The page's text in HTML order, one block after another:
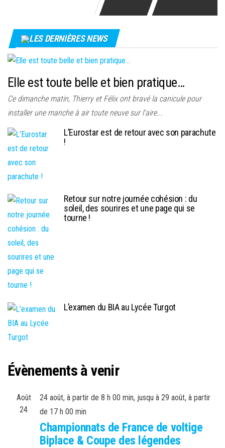
LES DERNIÈRES NEWS
Elle est toute belle et bien pratique…
Ce dimanche matin, Thierry et Félix ont bravé la canicule pour
installer une manche à air toute neuve sur l'aire...
L’Eurostar est de retour avec son parachute
!
Retour sur notre journée cohésion : du
soleil, des sourires et une page qui se
tourne !
L’examen du BIA au Lycée Turgot
Évènements à venir
Août
24
24 août, à partir de 8 h 00 min, jusqu à 29 août, à partir
de 17 h 00 min
Championnats de France de voltige
Biplace & Coupe des légendes